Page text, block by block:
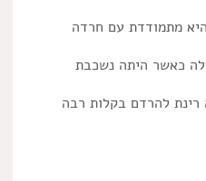
מתמודדת עם חרדה
כאשר היתה נשכבת
להרדם בקלות רבה